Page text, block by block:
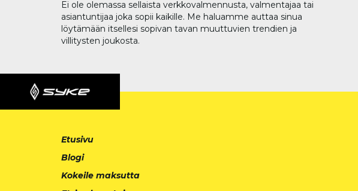
Ei ole olemassa sellaista verkkovalmennusta, valmentajaa tai
asiantuntijaa joka sopii kaikille. Me haluamme auttaa sinua
löytämään itsellesi sopivan tavan muuttuvien trendien ja
villitysten joukosta.
Etusivu
Blogi
Kokeile maksutta